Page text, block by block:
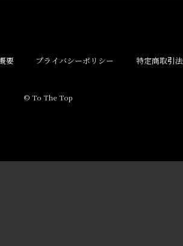
要 プライバシーポリシー 特定商取引
© To The Top